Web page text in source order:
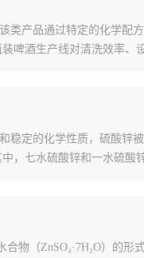
产品通过特定的化学配
啤酒生产线对清洗效率、
稳定的化学性质，硫酸锌
，七水硫酸锌和一水硫酸
物（ZnSO₄·7H₂O）的